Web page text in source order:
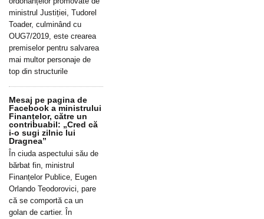
ministrul Justiției, Tudorel
Toader, culminând cu
OUG7/2019, este crearea
premiselor pentru salvarea
mai multor personaje de
top din structurile
Mesaj pe pagina de
Facebook a ministrului
Finanțelor, către un
contribuabil: „Cred că
i-o sugi zilnic lui
Dragnea”
În ciuda aspectului său de
bărbat fin, ministrul
Finanțelor Publice, Eugen
Orlando Teodorovici, pare
că se comportă ca un
golan de cartier. În